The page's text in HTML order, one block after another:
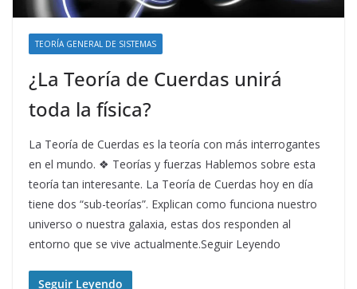
TEORÍA GENERAL DE SISTEMAS
¿La Teoría de Cuerdas unirá
toda la física?
La Teoría de Cuerdas es la teoría con más interrogantes
en el mundo. ❖ Teorías y fuerzas Hablemos sobre esta
teoría tan interesante. La Teoría de Cuerdas hoy en día
tiene dos “sub-teorías”. Explican como funciona nuestro
universo o nuestra galaxia, estas dos responden al
entorno que se vive actualmente.Seguir Leyendo
Seguir Leyendo